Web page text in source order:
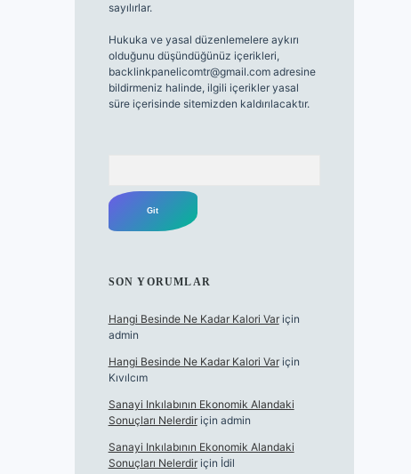
sayılırlar.
Hukuka ve yasal düzenlemelere aykırı
olduğunu düşündüğünüz içerikleri,
backlinkpanelicomtr@gmail.comadresine
bildirmeniz halinde, ilgili içerikler yasal
süre içerisinde sitemizden kaldırılacaktır.
SON YORUMLAR
Hangi Besinde Ne Kadar Kalori Variçin
admin
Hangi Besinde Ne Kadar Kalori Variçin
Kıvılcım
Sanayi Inkılabının Ekonomik Alandaki
Sonuçları Nelerdiriçin admin
Sanayi Inkılabının Ekonomik Alandaki
Sonuçları Nelerdiriçin İdil